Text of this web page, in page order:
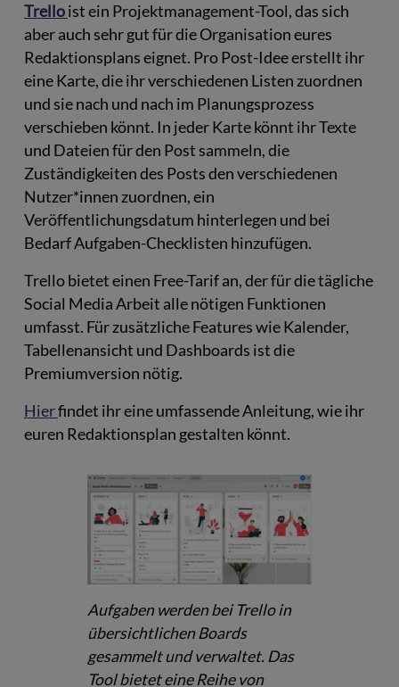
Trelloist ein Projektmanagement-Tool, das sich
aber auch sehr gut für die Organisation eures
Redaktionsplans eignet. Pro Post-Idee erstellt ihr
eine Karte, die ihr verschiedenen Listen zuordnen
und sie nach und nach im Planungsprozess
verschieben könnt. In jeder Karte könnt ihr Texte
und Dateien für den Post sammeln, die
Zuständigkeiten des Posts den verschiedenen
Nutzer*innen zuordnen, ein
Veröffentlichungsdatum hinterlegen und bei
Bedarf Aufgaben-Checklisten hinzufügen.
Trello bietet einen Free-Tarif an, der für die tägliche
Social Media Arbeit alle nötigen Funktionen
umfasst. Für zusätzliche Features wie Kalender,
Tabellenansicht und Dashboards ist die
Premiumversion nötig.
Hierfindet ihr eine umfassende Anleitung, wie ihr
euren Redaktionsplan gestalten könnt.
Aufgaben werden bei Trello in
übersichtlichen Boards
gesammelt und verwaltet. Das
Tool bietet eine Reihe von